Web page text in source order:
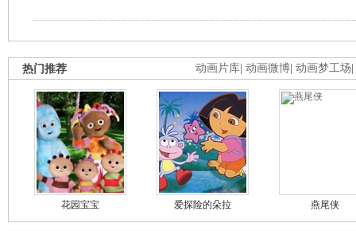
动画片库 动画微博 动画梦工场
热门推荐
花园宝宝 爱探险的朵拉 燕尾侠